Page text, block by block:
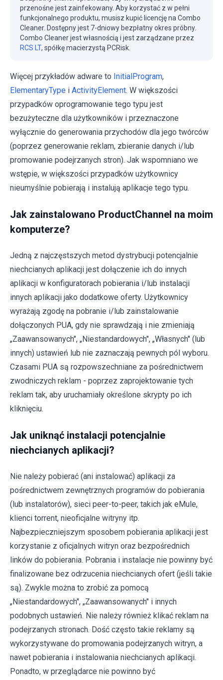
przenośne jest zainfekowany. Aby korzystać z w pełni
funkcjonalnego produktu, musisz kupić licencję na Combo
Cleaner. Dostępny jest 7-dniowy bezpłatny okres próbny.
Combo Cleaner jest własnością i jest zarządzane przez
RCS LT, spółkę macierzystą PCRisk.
Więcej przykładów adware to InitialProgram,
ElementaryType i ActivityElement. W większości
przypadków oprogramowanie tego typu jest
bezużyteczne dla użytkowników i przeznaczone
wyłącznie do generowania przychodów dla jego twórców
(poprzez generowanie reklam, zbieranie danych i/lub
promowanie podejrzanych stron). Jak wspomniano we
wstępie, w większości przypadków użytkownicy
nieumyślnie pobierają i instalują aplikacje tego typu.
Jak zainstalowano ProductChannel na moim
komputerze?
Jedną z najczęstszych metod dystrybucji potencjalnie
niechcianych aplikacji jest dołączenie ich do innych
aplikacji w konfiguratorach pobierania i/lub instalacji
innych aplikacji jako dodatkowe oferty. Użytkownicy
wyrażają zgodę na pobranie i/lub zainstalowanie
dołączonych PUA, gdy nie sprawdzają i nie zmieniają
„Zaawansowanych", „Niestandardowych", „Własnych" (lub
innych) ustawień lub nie zaznaczają pewnych pól wyboru.
Czasami PUA są rozpowszechniane za pośrednictwem
zwodniczych reklam - poprzez zaprojektowanie tych
reklam tak, aby uruchamiały określone skrypty po ich
kliknięciu.
Jak uniknąć instalacji potencjalnie
niechcianych aplikacji?
Nie należy pobierać (ani instalować) aplikacji za
pośrednictwem zewnętrznych programów do pobierania
(lub instalatorów), sieci peer-to-peer, takich jak eMule,
klienci torrent, nieoficjalne witryny itp.
Najbezpieczniejszym sposobem pobierania aplikacji jest
korzystanie z oficjalnych witryn oraz bezpośrednich
linków do pobierania. Pobrania i instalacje nie powinny być
finalizowane bez odrzucenia niechcianych ofert (jeśli takie
są). Zwykle można to zrobić za pomocą
„Niestandardowych", „Zaawansowanych" i innych
podobnych ustawień. Nie należy również klikać reklam na
podejrzanych stronach. Dość często takie reklamy są
wykorzystywane do promowania podejrzanych witryn, a
nawet pobierania i instalowania niechcianych aplikacji.
Ponadto, w przeglądarce nie powinno być